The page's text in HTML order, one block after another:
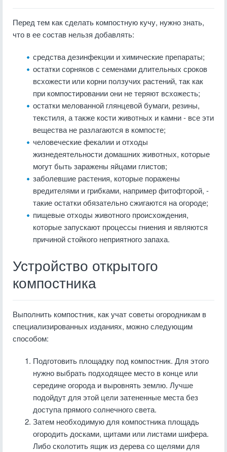
Перед тем как сделать компостную кучу, нужно знать,
что в ее состав нельзя добавлять:
средства дезинфекции и химические препараты;
остатки сорняков с семенами длительных сроков
всхожести или корни ползучих растений, так как
при компостировании они не теряют всхожесть;
остатки мелованной глянцевой бумаги, резины,
текстиля, а также кости животных и камни - все эти
вещества не разлагаются в компосте;
человеческие фекалии и отходы
жизнедеятельности домашних животных, которые
могут быть заражены яйцами глистов;
заболевшие растения, которые поражены
вредителями и грибками, например фитофторой, -
такие остатки обязательно сжигаются на огороде;
пищевые отходы животного происхождения,
которые запускают процессы гниения и являются
причиной стойкого неприятного запаха.
Устройство открытого
компостника
Выполнить компостник, как учат советы огородникам в
специализированных изданиях, можно следующим
способом:
Подготовить площадку под компостник. Для этого
нужно выбрать подходящее место в конце или
середине огорода и выровнять землю. Лучше
подойдут для этой цели затененные места без
доступа прямого солнечного света.
Затем необходимую для компостника площадь
огородить досками, щитами или листами шифера.
Либо сколотить ящик из дерева со щелями для